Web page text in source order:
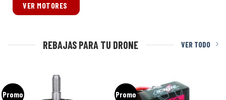
VER MOTORES
REBAJAS PARA TU DRONE VER TODO
Promo Promo